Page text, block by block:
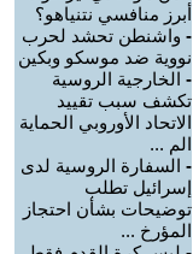
أبرز منافسي نتنياهو؟
- واشنطن تحشد لحرب
نووية ضد موسكو وبكين
- الخارجية الروسية
تكشف سبب تقييد
الاتحاد الأوروبي الحماية
الم ...
- السفارة الروسية لدى
إسرائيل تطلب
توضيحات بشأن احتجاز
المؤرخ ...